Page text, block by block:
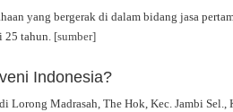
yang bergerak di dalam bidang jasa
25 tahun. [sumber]
Indonesia?
Lorong Madrasah, The Hok, Kec. Jambi Sel.,